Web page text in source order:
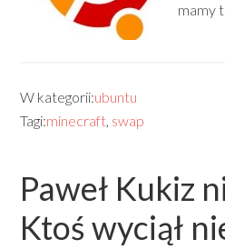
mamy
W kategorii:ubuntu
Tagi:minecraft, swap
Paweł Kukiz
Ktoś wyciął